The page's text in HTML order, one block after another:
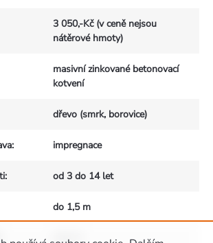
3 050,-Kč (v ceně nejsou
nátěrové hmoty)
masivní zinkované betonovací
kotvení
dřevo (smrk, borovice)
: impregnace
: od 3 do 14 let
do 1,5 m
: max. 6